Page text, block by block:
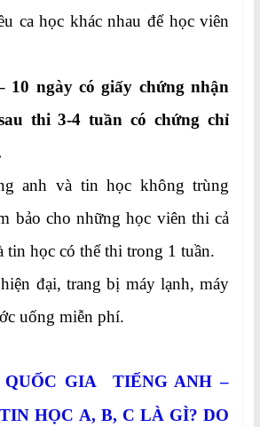
ca học khác nhau để học viên
10 ngày có giấy chứng nhận
thi 3-4 tuần có chứng chỉ
anh và tin học không trùng
bảo cho những học viên thi cả
tin học có thể thi trong 1 tuần.
đại, trang bị máy lạnh, máy
uống miễn phí.
QUỐC GIA TIẾNG ANH –
HỌC A, B, C LÀ GÌ? DO